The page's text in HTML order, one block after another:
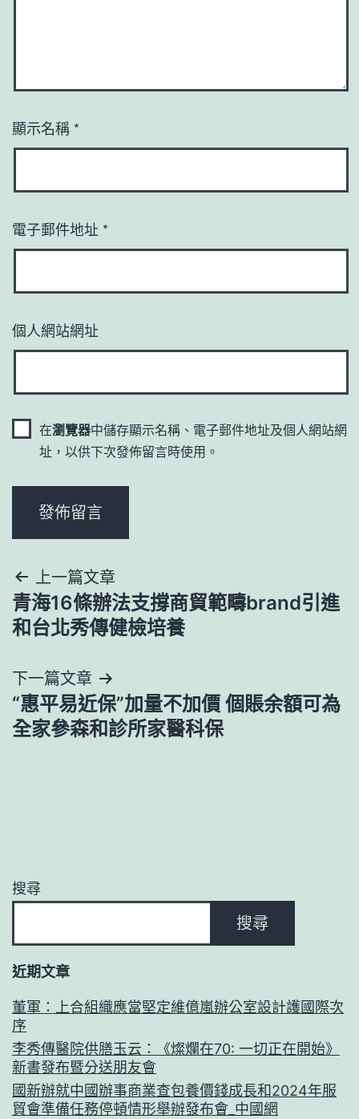
顯示名稱 *
電子郵件地址 *
個人網站網址
在瀏覽器中儲存顯示名稱、電子郵件地址及個人網站網
址，以供下次發佈留言時使用。
文
章
覽
上一篇文章
青海16條辦法支撐商貿範疇brand引進
和台北秀傳健檢培養
下一篇文章
“惠平易近保”加量不加價 個賬余額可為
全家參森和診所家醫科保
搜尋
搜尋
近期文章
董軍：上合組織應當堅定維億嵐辦公室設計護國際次
序
李秀傳醫院供膳玉云：《燦爛在70: 一切正在開始》
新書發布暨分送朋友會
國新辦就中國辦事商業查包養價錢成長和2024年服
貿會準備任務停頓情形舉辦發布會_中國網